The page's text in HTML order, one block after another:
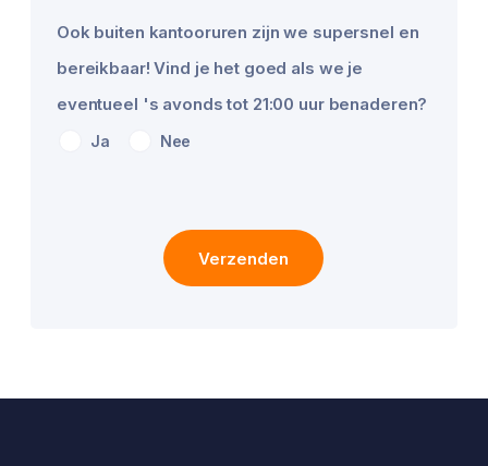
Ook buiten kantooruren zijn we supersnel en
bereikbaar! Vind je het goed als we je
eventueel 's avonds tot 21:00 uur benaderen?
Ja Nee
Verzenden